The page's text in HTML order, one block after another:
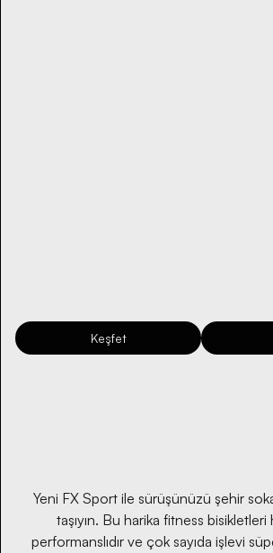
Keşfet
Yeni FX Sport ile sürüşünüzü şehir
taşıyın. Bu harika fitness
performanslıdır ve çok sayıda işlevi